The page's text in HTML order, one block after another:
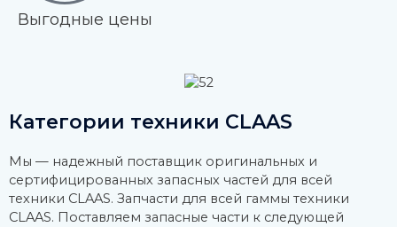
Выгодные цены
Категории техники CLAAS
Мы — надежный поставщик оригинальных и
сертифицированных запасных частей для всей
техники CLAAS. Запчасти для всей гаммы техники
CLAAS. Поставляем запасные части к следующей